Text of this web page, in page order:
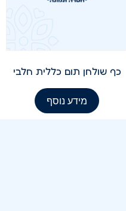
כף שולחן תום כללית חלבי
מידע נוסף